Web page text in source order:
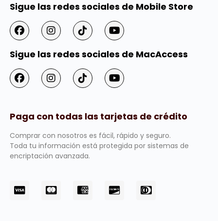
Sigue las redes sociales de Mobile Store
Sigue las redes sociales de MacAccess
Paga con todas las tarjetas de crédito
Comprar con nosotros es fácil, rápido y seguro.
Toda tu información está protegida por sistemas de
encriptación avanzada.